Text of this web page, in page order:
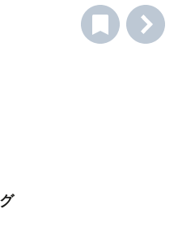
ースプーンに近い）と
があり、粉末、顆粒、ペ
要件を満たすことができ